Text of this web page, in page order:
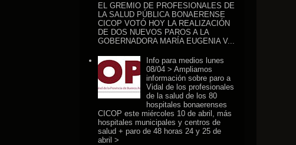
EL GREMIO DE PROFESIONALES DE
LA SALUD PÚBLICA BONAERENSE
CICOP VOTÓ HOY LA REALIZACIÓN
DE DOS NUEVOS PAROS A LA
GOBERNADORA MARÍA EUGENIA V...
Info para medios lunes
08/04 > Ampliamos
información sobre paro a
Vidal de los profesionales
de la salud de los 80
hospitales bonaerenses
CICOP este miércoles 10 de abril, más
hospitales municipales y centros de
salud + paro de 48 horas 24 y 25 de
abril >